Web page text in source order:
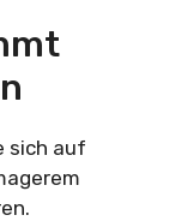
sich auf